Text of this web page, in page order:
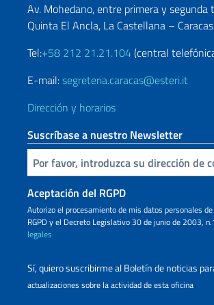
Av. Mohedano, entre primera y segunda
Quinta El Ancla, La Castellana – Caracas
Tel:+58 212 21.21.104(central
E-mail:segreteria.caracas@esteri.it
Dirección y horarios
Suscríbase a nuestro Newsletter
Inserta tu correo electronico
Aceptación del RGPD
Autorizo ​​el procesamiento de mis datos personales
RGPD y el Decreto Legislativo 30 de junio de 2003,
legales
Sí, quiero suscribirme al Boletín de noticias
actualizaciones sobre la actividad de esta oficina